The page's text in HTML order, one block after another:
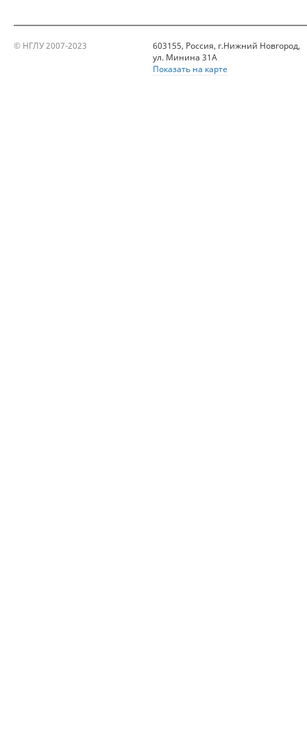
© НГЛУ 2007-2023
603155, Россия, г.Нижний Новгород,
ул. Минина 31А
Показать на карте